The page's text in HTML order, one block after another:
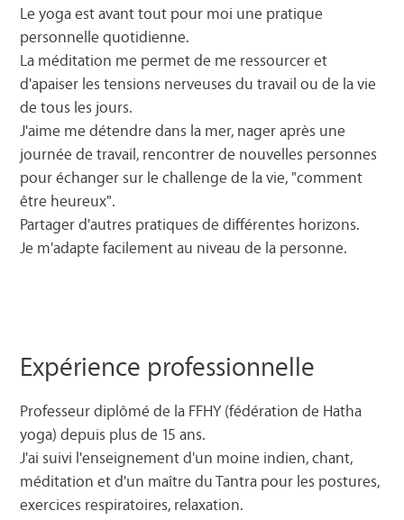
Le yoga est avant tout pour moi une pratique
personnelle quotidienne.
La méditation me permet de me ressourcer et
d'apaiser les tensions nerveuses du travail ou de la vie
de tous les jours.
J'aime me détendre dans la mer, nager après une
journée de travail, rencontrer de nouvelles personnes
pour échanger sur le challenge de la vie, "comment
être heureux".
Partager d'autres pratiques de différentes horizons.
Je m'adapte facilement au niveau de la personne.
Expérience professionnelle
Professeur diplômé de la FFHY (fédération de Hatha
yoga) depuis plus de 15 ans.
J'ai suivi l'enseignement d'un moine indien, chant,
méditation et d'un maître du Tantra pour les postures,
exercices respiratoires, relaxation.